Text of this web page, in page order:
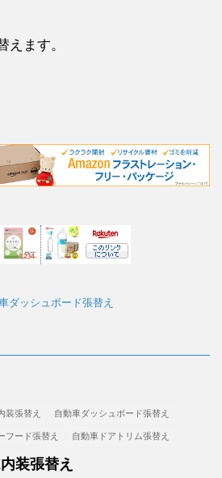
えます。
ダッシュボード張替え
装張替え 自動車ダッシュボード張替え
フード張替え 自動車ドアトリム張替え
装張替え